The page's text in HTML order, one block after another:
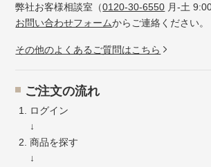
弊社お客様相談室（0120-30-6550 月-土
お問い合わせフォームからご連絡ください。
その他のよくあるご質問はこちら
ご注文の流れ
ログイン
↓
商品を探す
↓